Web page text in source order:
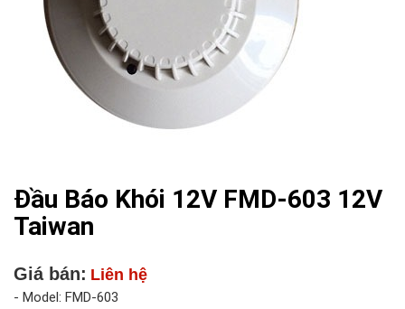
Đầu Báo Khói 12V FMD-603 12V
Taiwan
Giá bán: Liên hệ
- Model: FMD-603